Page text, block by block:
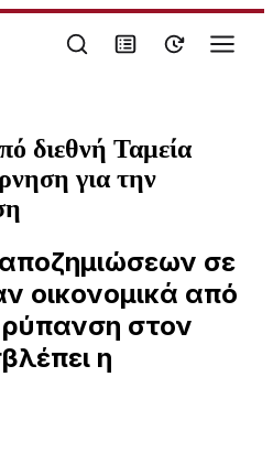
διεθνή Ταμεία
για την
σε
οικονομικά από
ρύπανση στον
η